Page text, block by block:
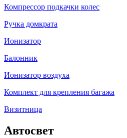
Компрессор подкачки колес
Ручка домкрата
Ионизатор
Балонник
Ионизатор воздуха
Комплект для крепления багажа
Визитница
Автосвет